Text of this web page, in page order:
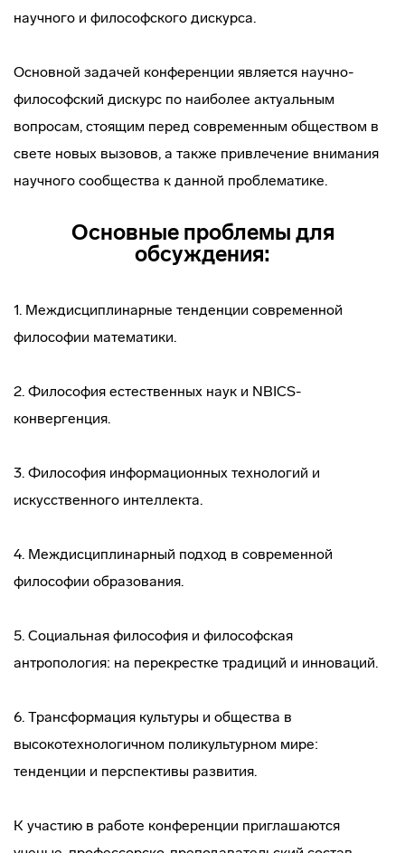
научного и философского дискурса.
Основной задачей конференции является научно-
философский дискурс по наиболее актуальным
вопросам, стоящим перед современным обществом в
свете новых вызовов, а также привлечение внимания
научного сообщества к данной проблематике.
Основные проблемы для
обсуждения:
1. Междисциплинарные тенденции современной
философии математики.
2. Философия естественных наук и NBICS-
конвергенция.
3. Философия информационных технологий и
искусственного интеллекта.
4. Междисциплинарный подход в современной
философии образования.
5. Социальная философия и философская
антропология: на перекрестке традиций и инноваций.
6. Трансформация культуры и общества в
высокотехнологичном поликультурном мире:
тенденции и перспективы развития.
К участию в работе конференции приглашаются